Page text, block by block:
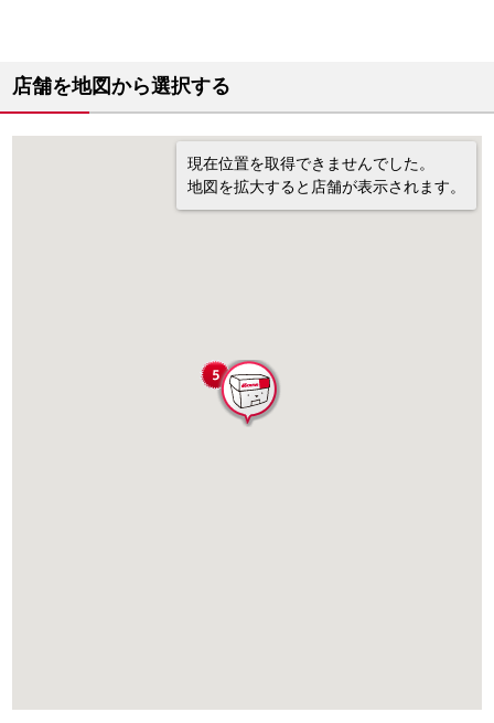
店舗を地図から選択する
現在位置を取得できませんでした。
地図を拡大すると店舗が表示されます。